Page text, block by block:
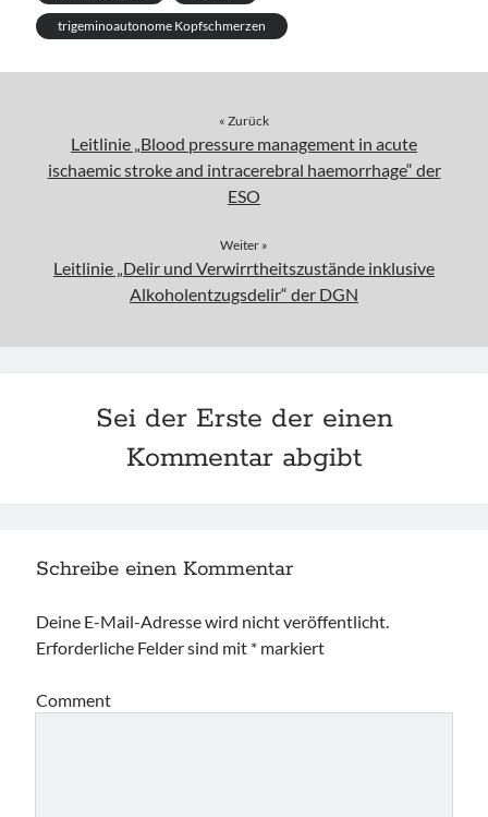
trigeminoautonome Kopfschmerzen
« Zurück
Leitlinie „Blood pressure management in acute
ischaemic stroke and intracerebral haemorrhage“ der
ESO
Weiter »
Leitlinie „Delir und Verwirrtheitszustände inklusive
Alkoholentzugsdelir“ der DGN
Sei der Erste der einen
Kommentar abgibt
Schreibe einen Kommentar
Deine E-Mail-Adresse wird nicht veröffentlicht.
Erforderliche Felder sind mit * markiert
Comment